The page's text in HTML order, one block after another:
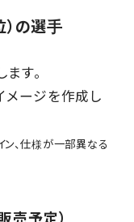
の選手
す。
ージを作成し
、仕様が一部異なる
売予定）